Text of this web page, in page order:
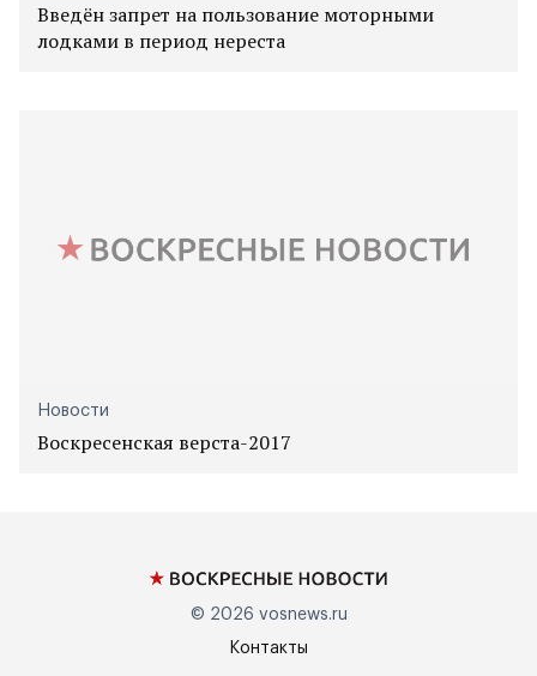
Введён запрет на пользование моторными
лодками в период нереста
Новости
Воскресенская верста-2017
© 2026 vosnews.ru
Контакты